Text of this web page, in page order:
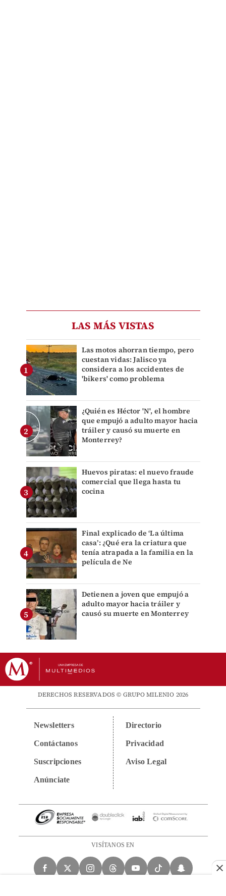
LAS MÁS VISTAS
Las motos ahorran tiempo, pero
cuestan vidas: Jalisco ya
considera a los accidentes de
'bikers' como problema
¿Quién es Héctor 'N', el hombre
que empujó a adulto mayor hacia
tráiler y causó su muerte en
Monterrey?
Huevos piratas: el nuevo fraude
comercial que llega hasta tu
cocina
Final explicado de ‘La última
casa’: ¿Qué era la criatura que
tenía atrapada a la familia en la
película de Ne
Detienen a joven que empujó a
adulto mayor hacia tráiler y
causó su muerte en Monterrey
DERECHOS RESERVADOS © GRUPO MILENIO 2026
Newsletters
Contáctanos
Suscripciones
Anúnciate
Directorio
Privacidad
Aviso Legal
VISÍTANOS EN